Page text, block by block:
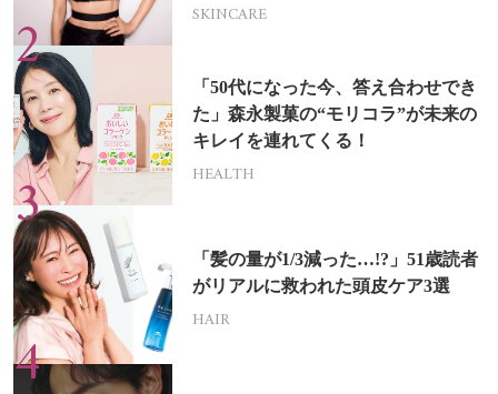
SKINCARE
「50代になった今、答え合わせでき
た」森永製菓の“モリコラ”が未来の
キレイを連れてくる！
HEALTH
「髪の量が1/3減った…!?」51歳読者
がリアルに救われた頭皮ケア3選
HAIR